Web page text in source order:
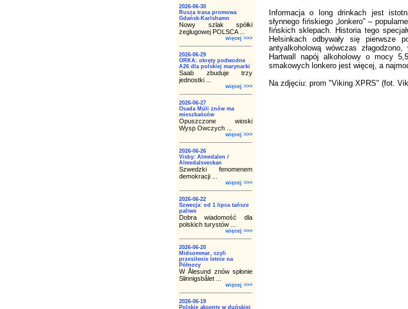
2026-06-30
Rusza trasa promowa
Gdańsk-Karlshamn
Nowy szlak spółki
żeglugowej POLSCA ...
więcej >>>
2026-06-29
ORKA: okręty podwodne
A26 dla polskiej marynarki
Saab zbuduje trzy
jednostki ...
więcej >>>
2026-06-27
Osada Múli znów ma
mieszkańców
Opuszczone wioski
Wysp Owczych ...
więcej >>>
2026-06-26
Visby: Almedalen /
Almedalsveckan
Szwedzki fenomenem
demokracji ...
więcej >>>
2026-06-22
Szwecja: od 1 lipca tańsze
paliwo
Dobra wiadomość dla
polskich turystów ...
więcej >>>
2026-06-20
Midsommar, czyli
przesilenie letnie na
Północy
W Ålesund znów spłonie
Slinnigsbålet ...
więcej >>>
2026-06-19
Polskie akcenty w duńskiej
Informacja o long drinkach jest
słynnego fińskiego „lonkero” –
fińskich sklepach. Historia tego
Helsinkach odbywały się pierwsze
antyalkoholową wówczas
Hartwall napój alkoholowy o mocy
smakowych lonkero jest więcej, a
Na zdjęciu: prom "Viking XPRS" (fot.